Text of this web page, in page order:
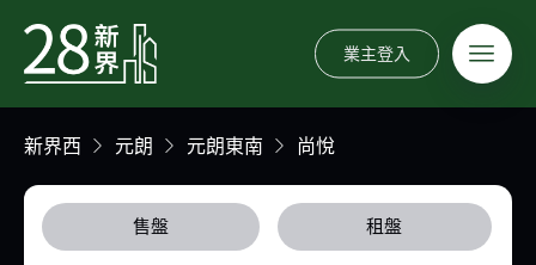
業主登入
新界西 元朗 元朗東南 尚悅
售盤 租盤